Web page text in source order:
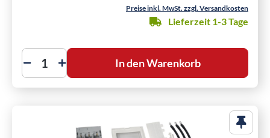
Preise inkl. MwSt. zzgl. Versandkosten
Lieferzeit 1-3 Tage
In den Warenkorb